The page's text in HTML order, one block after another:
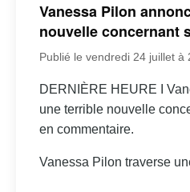
Vanessa Pilon
nouvelle concernant
Publié le vendredi 24 juillet à
DERNIÈRE HEURE I
une terrible nouvelle
en commentaire.
Vanessa Pilon traverse